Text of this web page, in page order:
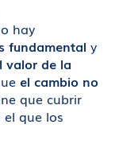
hay
fundamental y
valor de la
el cambio no
que cubrir
que los